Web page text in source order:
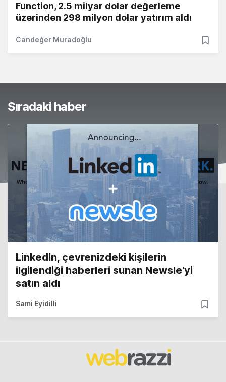
Function, 2.5 milyar dolar değerleme
üzerinden 298 milyon dolar yatırım aldı
Candeğer Muradoğlu
Sıradaki haber
LinkedIn, çevrenizdeki kişilerin
ilgilendiği haberleri sunan Newsle'yi
satın aldı
Sami Eyidilli